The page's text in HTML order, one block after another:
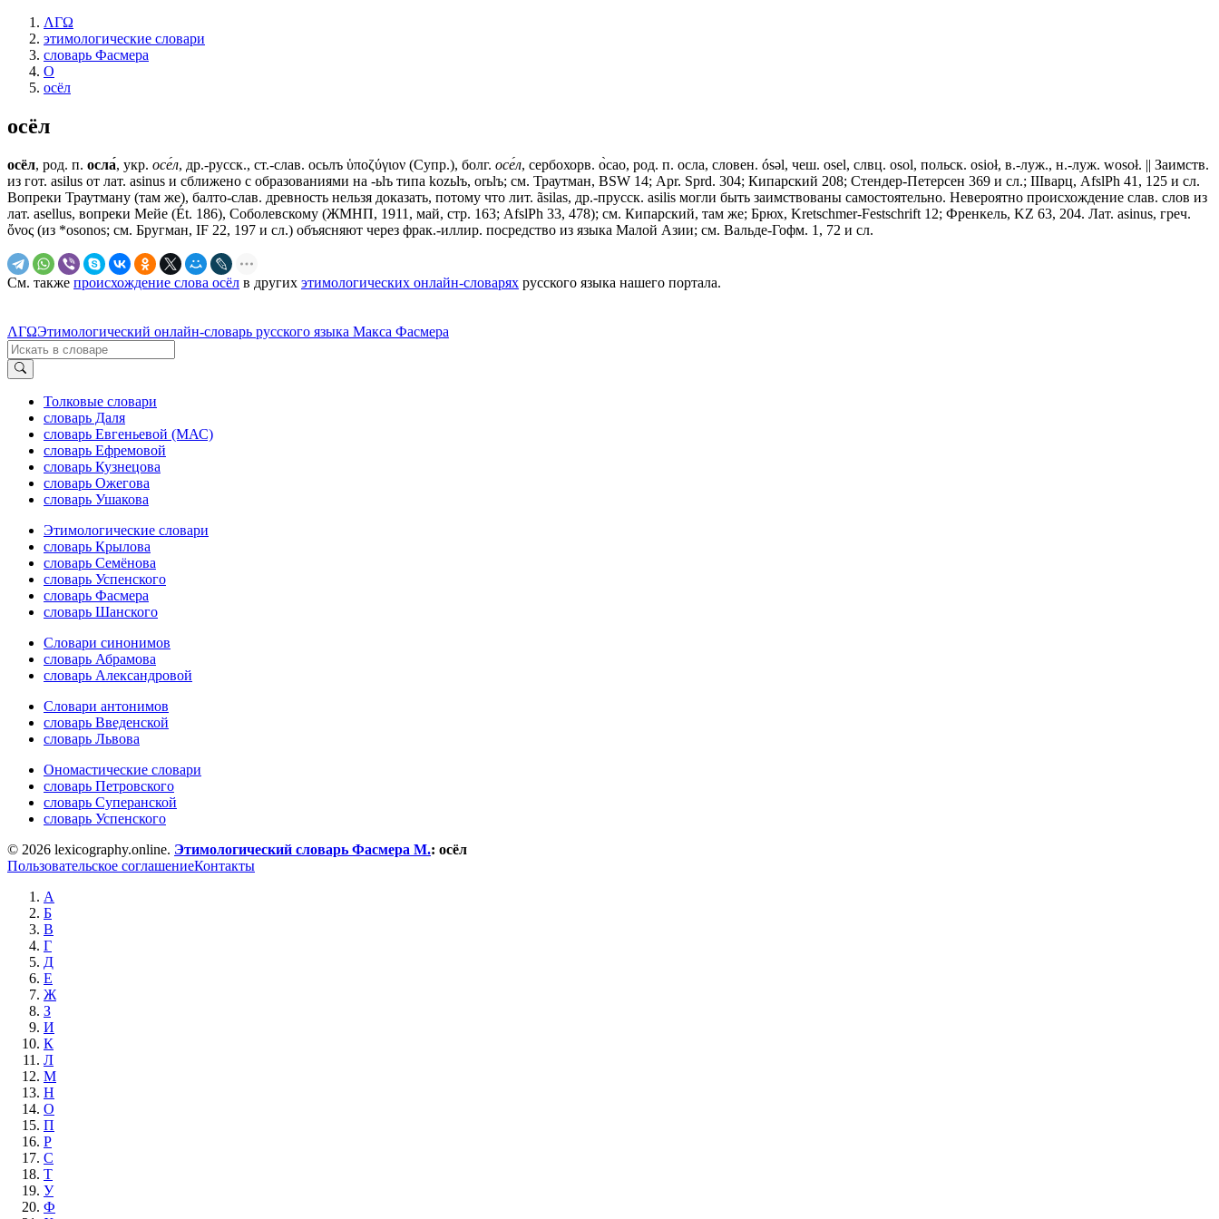
ΛΓΩ
этимологические словари
словарь Фасмера
О
осёл
осёл
осёл, род. п. осла́, укр. осе́л, др.-русск., ст.-слав. осьлъ ὑποζύγιον (Супр.), болг. осе́л, сербохорв. о̀сао, род. п. осла, словен. ósǝl, чеш. оsеl, слвц. оsоl, польск. оsiоł, в.-луж., н.-луж. wоsоł. || Заимств.
из гот. asilus от лат. asinus и сближено с образованиями на -ьlъ типа kоzьlъ, оrьlъ; см. Траутман, ВSW 14; Арr. Sprd. 304; Кипарский 208; Стендер-Петерсен 369 и сл.; IIIварц, AfslPh 41, 125 и сл.
Вопреки Траутману (там же), балто-слав. древность нельзя доказать, потому что лит. ãsilas, др.-прусск. asilis могли быть заимствованы самостоятельно. Невероятно происхождение слав. слов из
лат. asellus, вопреки Мейе (Ét. 186), Соболевскому (ЖМНП, 1911, май, стр. 163; AfslPh 33, 478); см. Кипарский, там же; Брюх, Kretschmer-Festschrift 12; Френкель, KZ 63, 204. Лат. asinus, греч.
ὄνος (из *оsоnоs; см. Бругман, IF 22, 197 и сл.) объясняют через фрак.-иллир. посредство из языка Малой Азии; см. Вальде-Гофм. 1, 72 и сл.
См. также происхождение слова осёл в других этимологических онлайн-словарях русского языка нашего портала.
ΛΓΩЭтимологический онлайн-словарь русского языка Макса Фасмера
Толковые словари
словарь Даля
словарь Евгеньевой (МАС)
словарь Ефремовой
словарь Кузнецова
словарь Ожегова
словарь Ушакова
Этимологические словари
словарь Крылова
словарь Семёнова
словарь Успенского
словарь Фасмера
словарь Шанского
Словари синонимов
словарь Абрамова
словарь Александровой
Словари антонимов
словарь Введенской
словарь Львова
Ономастические словари
словарь Петровского
словарь Суперанской
словарь Успенского
© 2026 lexicography.online. Этимологический словарь Фасмера М.: осёл
Пользовательское соглашениеКонтакты
А
Б
В
Г
Д
Е
Ж
З
И
К
Л
М
Н
О
П
Р
С
Т
У
Ф